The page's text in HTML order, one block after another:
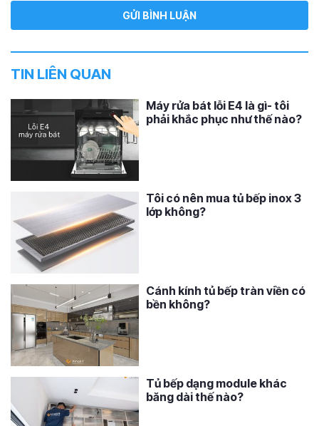
TIN LIÊN QUAN
Máy rửa bát lỗi E4 là gì- tôi
phải khắc phục như thế nào?
Tôi có nên mua tủ bếp inox 3
lớp không?
Cánh kính tủ bếp tràn viền có
bền không?
Tủ bếp dạng module khác
băng dài thế nào?